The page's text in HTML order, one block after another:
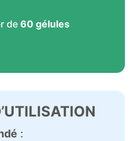
de60 gélules
: